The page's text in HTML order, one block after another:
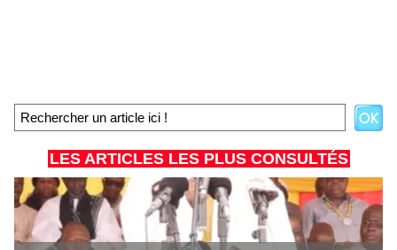
LES ARTICLES LES PLUS CONSULTÉS